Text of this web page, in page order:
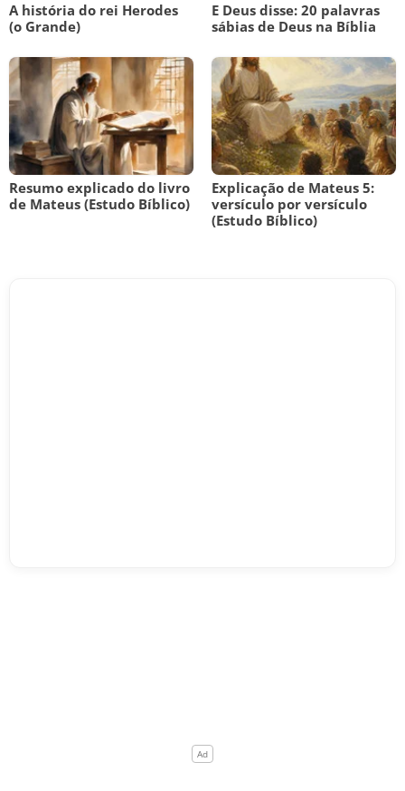
A história do rei Herodes
(o Grande)
E Deus disse: 20 palavras
sábias de Deus na Bíblia
Resumo explicado do livro
de Mateus (Estudo Bíblico)
Explicação de Mateus 5:
versículo por versículo
(Estudo Bíblico)